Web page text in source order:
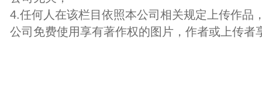
4.任何人在该栏目依照本公司相关规定上传作品
公司免费使用享有著作权的图片，作者或上传者